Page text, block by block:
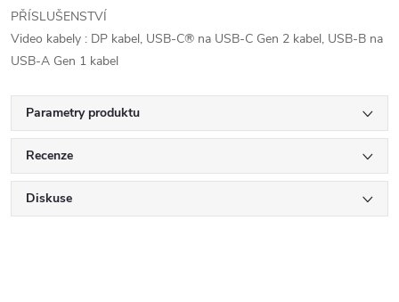
PŘÍSLUŠENSTVÍ
Video kabely : DP kabel, USB-C® na USB-C Gen 2 kabel, USB-B na
USB-A Gen 1 kabel
Parametry produktu
Recenze
Diskuse